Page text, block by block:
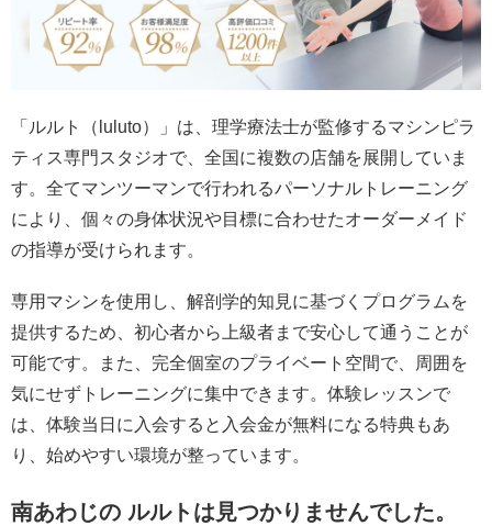
「ルルト（luluto）」は、理学療法士が監修するマシンピラ
ティス専門スタジオで、全国に複数の店舗を展開していま
す。全てマンツーマンで行われるパーソナルトレーニング
により、個々の身体状況や目標に合わせたオーダーメイド
の指導が受けられます。
専用マシンを使用し、解剖学的知見に基づくプログラムを
提供するため、初心者から上級者まで安心して通うことが
可能です。また、完全個室のプライベート空間で、周囲を
気にせずトレーニングに集中できます。体験レッスンで
は、体験当日に入会すると入会金が無料になる特典もあ
り、始めやすい環境が整っています。
南あわじの ルルトは見つかりませんでした。